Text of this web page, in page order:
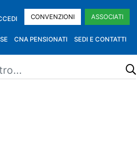
CONVENZIONI ASSOCIATI
CNA PENSIONATI SEDI E CONTATTI